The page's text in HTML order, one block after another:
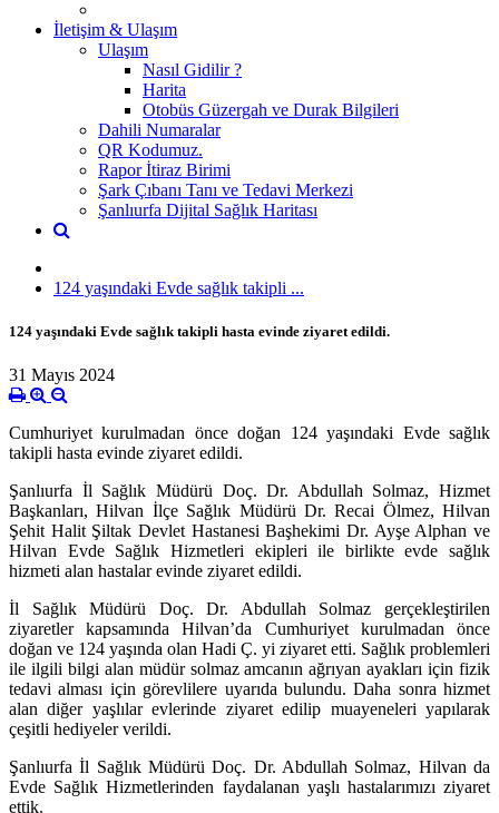
İletişim & Ulaşım
Ulaşım
Nasıl Gidilir ?
Harita
Otobüs Güzergah ve Durak Bilgileri
Dahili Numaralar
QR Kodumuz.
Rapor İtiraz Birimi
Şark Çıbanı Tanı ve Tedavi Merkezi
Şanlıurfa Dijital Sağlık Haritası
124 yaşındaki Evde sağlık takipli ...
124 yaşındaki Evde sağlık takipli hasta evinde ziyaret edildi.
31 Mayıs 2024
Cumhuriyet kurulmadan önce doğan 124 yaşındaki Evde sağlık
takipli hasta evinde ziyaret edildi.
Şanlıurfa İl Sağlık Müdürü Doç. Dr. Abdullah Solmaz, Hizmet
Başkanları, Hilvan İlçe Sağlık Müdürü Dr. Recai Ölmez, Hilvan
Şehit Halit Şiltak Devlet Hastanesi Başhekimi Dr. Ayşe Alphan ve
Hilvan Evde Sağlık Hizmetleri ekipleri ile birlikte evde sağlık
hizmeti alan hastalar evinde ziyaret edildi.
İl Sağlık Müdürü Doç. Dr. Abdullah Solmaz gerçekleştirilen
ziyaretler kapsamında Hilvan’da Cumhuriyet kurulmadan önce
doğan ve 124 yaşında olan Hadi Ç. yi ziyaret etti. Sağlık problemleri
ile ilgili bilgi alan müdür solmaz amcanın ağrıyan ayakları için fizik
tedavi alması için görevlilere uyarıda bulundu. Daha sonra hizmet
alan diğer yaşlılar evlerinde ziyaret edilip muayeneleri yapılarak
çeşitli hediyeler verildi.
Şanlıurfa İl Sağlık Müdürü Doç. Dr. Abdullah Solmaz, Hilvan da
Evde Sağlık Hizmetlerinden faydalanan yaşlı hastalarımızı ziyaret
ettik.